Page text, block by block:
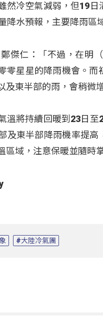
然冷空氣減弱，但19
降水預報，主要降雨區
傑仁：「不過，在明
零星星的降雨機會。
及東半部的雨，會稍微
溫將持續回暖到23日
及東半部降雨機率提
區域，注意保暖並隨時
#大陸冷氣團